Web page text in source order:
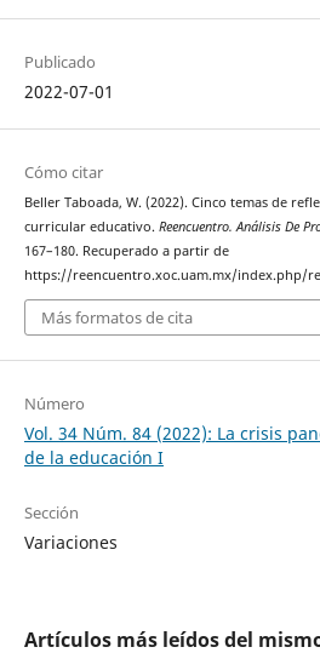
Publicado
2022-07-01
Cómo citar
Beller Taboada, W. (2022). Cinco temas de
curricular educativo. Reencuentro. Análisis De
167–180. Recuperado a partir de
https://reencuentro.xoc.uam.mx/index.php/
Más formatos de cita
Número
Vol. 34 Núm. 84 (2022): La crisis
de la educación I
Sección
Variaciones
Artículos más leídos del